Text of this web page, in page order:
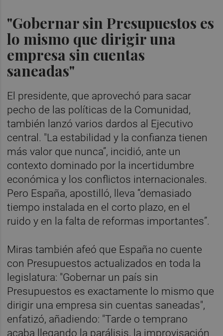
"Gobernar sin Presupuestos es
lo mismo que dirigir una
empresa sin cuentas
saneadas"
El presidente, que aprovechó para sacar
pecho de las políticas de la Comunidad,
también lanzó varios dardos al Ejecutivo
central. "La estabilidad y la confianza tienen
más valor que nunca”, incidió, ante un
contexto dominado por la incertidumbre
económica y los conflictos internacionales.
Pero España, apostilló, lleva “demasiado
tiempo instalada en el corto plazo, en el
ruido y en la falta de reformas importantes”.
Miras también afeó que España no cuente
con Presupuestos actualizados en toda la
legislatura: "Gobernar un país sin
Presupuestos es exactamente lo mismo que
dirigir una empresa sin cuentas saneadas",
enfatizó, añadiendo: "Tarde o temprano
acaba llegando la parálisis, la improvisación